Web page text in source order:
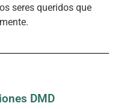
seres queridos que
DMD